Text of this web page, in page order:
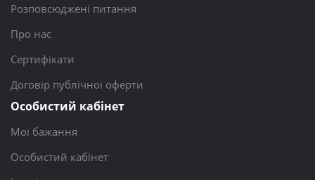
Розповсюджені питання
Про нас
Сертифікати
Договір публічної оферти
Особистий кабінет
Мої бажання
Особистий кабінет